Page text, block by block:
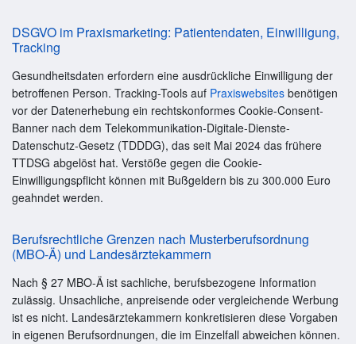
DSGVO im Praxismarketing: Patientendaten, Einwilligung,
Tracking
Gesundheitsdaten erfordern eine ausdrückliche Einwilligung der
betroffenen Person. Tracking-Tools auf Praxiswebsites benötigen
vor der Datenerhebung ein rechtskonformes Cookie-Consent-
Banner nach dem Telekommunikation-Digitale-Dienste-
Datenschutz-Gesetz (TDDDG), das seit Mai 2024 das frühere
TTDSG abgelöst hat. Verstöße gegen die Cookie-
Einwilligungspflicht können mit Bußgeldern bis zu 300.000 Euro
geahndet werden.
Berufsrechtliche Grenzen nach Musterberufsordnung
(MBO-Ä) und Landesärztekammern
Nach § 27 MBO-Ä ist sachliche, berufsbezogene Information
zulässig. Unsachliche, anpreisende oder vergleichende Werbung
ist es nicht. Landesärztekammern konkretisieren diese Vorgaben
in eigenen Berufsordnungen, die im Einzelfall abweichen können.